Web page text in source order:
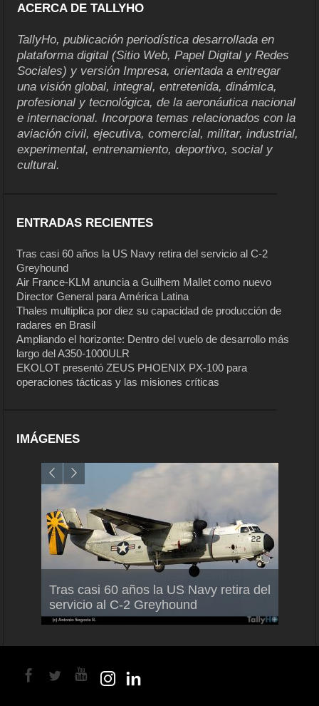
ACERCA DE TALLYHO
TallyHo, publicación periodística desarrollada en
plataforma digital (Sitio Web, Papel Digital y Redes
Sociales) y versión Impresa, orientada a entregar
una visión global, integral, entretenida, dinámica,
profesional y tecnológica, de la aeronáutica nacional
e internacional. Incorpora temas relacionados con la
aviación civil, ejecutiva, comercial, militar, industrial,
experimental, entrenamiento, deportivo, social y
cultural.
ENTRADAS RECIENTES
Tras casi 60 años la US Navy retira del servicio al C-2
Greyhound
Air France-KLM anuncia a Guilhem Mallet como nuevo
Director General para América Latina
Thales multiplica por diez su capacidad de producción de
radares en Brasil
Ampliando el horizonte: Dentro del vuelo de desarrollo más
largo del A350-1000ULR
EKOLOT presentó ZEUS PHOENIX PX-100 para
operaciones tácticas y las misiones críticas
IMÁGENES
Tras casi 60 años la US Navy retira del
servicio al C-2 Greyhound
Air France-KLM anuncia a Guilhem
Mallet como nuevo Director General
para América Latina